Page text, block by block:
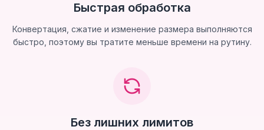
Быстрая обработка
Конвертация, сжатие и изменение размера выполняются
быстро, поэтому вы тратите меньше времени на рутину.
Без лишних лимитов